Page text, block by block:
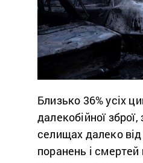
Близько 36% усіх
далекобійної
селищах далеко
поранень і смертей